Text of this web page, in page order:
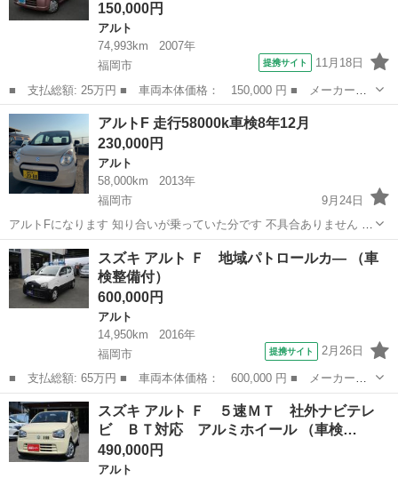
150,000円
アルト
74,993km
2007年
福岡市
提携サイト 11月18日
■ 支払総額: 25万円 ■ 車両本体価格： 150,000 円 ■ メーカー
名： スズキ ■ 車種名： アルト ■ グレード名： ＧＩＩ ナビ
ＴＶＥＴＣキーレス ■ 排気量： 660cc ■ ドア枚数： 5D ■ ミッ
シ...
福岡 福岡市 アルト
アルトF 走行58000k車検8年12月
230,000円
アルト
58,000km
2013年
福岡市
9月24日
アルトFになります 知り合いが乗っていた分です 不具合ありません キ
ーレス新品 パワステ パワーウィンドウ 現状渡しになります 走行少
ないです！問題箇所もありません 名義変更は当方に依頼の場合は1万
円 福岡県内
福岡 福岡市 アルト
スズキ アルト Ｆ 地域パトロールカ― （車
検整備付）
600,000円
アルト
14,950km
2016年
福岡市
提携サイト 2月26日
■ 支払総額: 65万円 ■ 車両本体価格： 600,000 円 ■ メーカー
名： スズキ ■ 車種名： アルト ■ グレード名： Ｆ 地域パト
ロールカ― ■ 排気量： 660cc ■ ドア枚数： 5D ■ ミッション：
...
福岡 福岡市 アルト
スズキ アルト Ｆ ５速ＭＴ 社外ナビテレ
ビ ＢＴ対応 アルミホイール （車検…
490,000円
アルト